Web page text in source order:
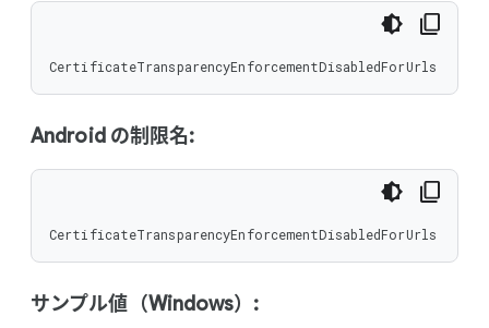
CertificateTransparencyEnforcementDisabledForUrls
Android の制限名:
CertificateTransparencyEnforcementDisabledForUrls
サンプル値（Windows）: